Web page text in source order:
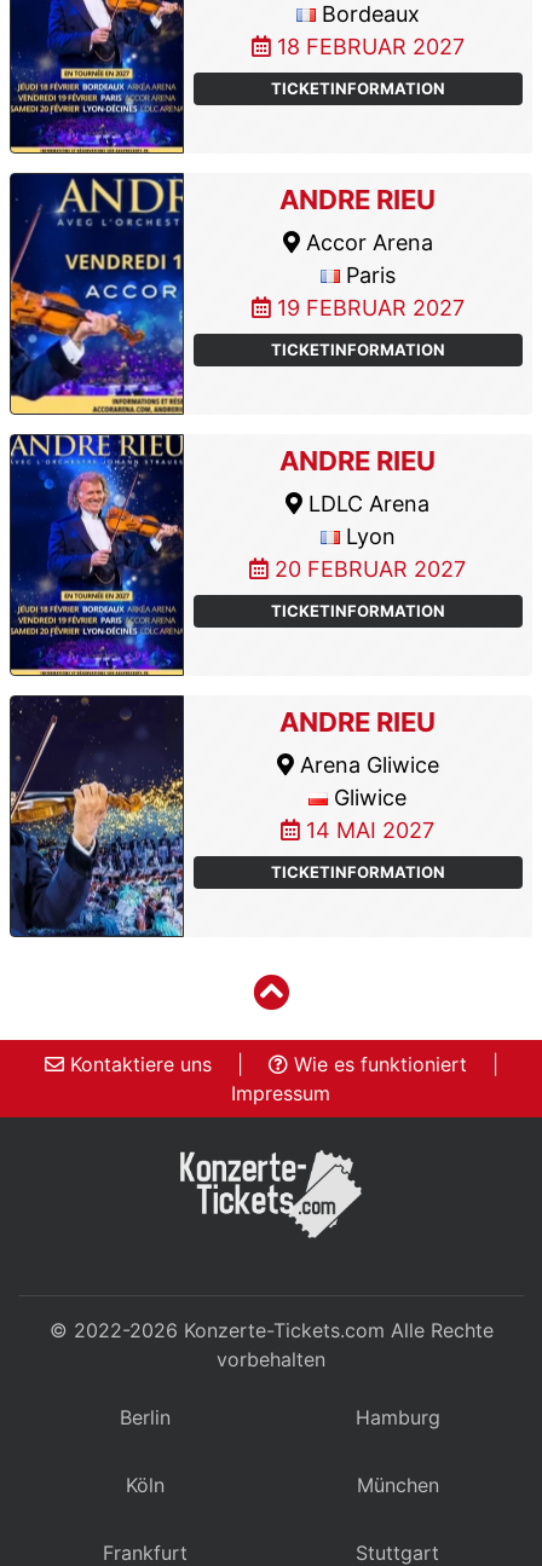
Bordeaux
18 FEBRUAR 2027
TICKETINFORMATION
ANDRE RIEU
Accor Arena
Paris
19 FEBRUAR 2027
TICKETINFORMATION
ANDRE RIEU
LDLC Arena
Lyon
20 FEBRUAR 2027
TICKETINFORMATION
ANDRE RIEU
Arena Gliwice
Gliwice
14 MAI 2027
TICKETINFORMATION
Kontaktiere uns Wie es funktioniert
Impressum
© 2022-2026 Konzerte-Tickets.com Alle Rechte
vorbehalten
Berlin Hamburg
Köln München
Frankfurt Stuttgart